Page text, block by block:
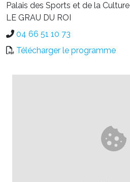
Palais des Sports et de la Culture
LE GRAU DU ROI
04 66 51 10 73
Télécharger le programme